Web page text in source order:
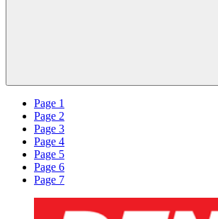
Page 1
Page 2
Page 3
Page 4
Page 5
Page 6
Page 7